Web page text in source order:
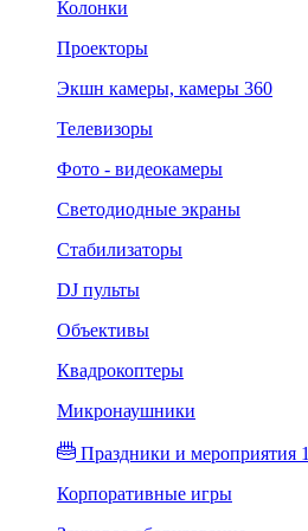
Колонки
Проекторы
Экшн камеры, камеры 360
Телевизоры
Фото - видеокамеры
Светодиодные экраны
Стабилизаторы
DJ пульты
Объективы
Квадрокоптеры
Микронаушники
Праздники и мероприятия 1
Корпоративные игры